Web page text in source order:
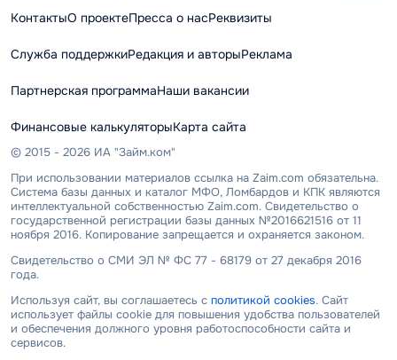
КонтактыО проектеПресса о насРеквизиты
Служба поддержкиРедакция и авторыРеклама
Партнерская программаНаши вакансии
Финансовые калькуляторыКарта сайта
© 2015 - 2026 ИА "Займ.ком"
При использовании материалов ссылка на Zaim.com обязательна.
Система базы данных и каталог МФО, Ломбардов и КПК являются
интеллектуальной собственностью Zaim.com. Свидетельство о
государственной регистрации базы данных №2016621516 от 11
ноября 2016. Копирование запрещается и охраняется законом.
Свидетельство о СМИ ЭЛ № ФС 77 - 68179 от 27 декабря 2016
года.
Используя сайт, вы соглашаетесь с политикой cookies. Сайт
использует файлы cookie для повышения удобства пользователей
и обеспечения должного уровня работоспособности сайта и
сервисов.